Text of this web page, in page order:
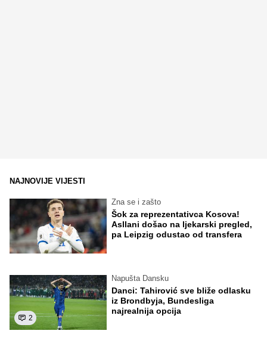
NAJNOVIJE VIJESTI
Zna se i zašto
Šok za reprezentativca Kosova!
Asllani došao na ljekarski pregled,
pa Leipzig odustao od transfera
2
Napušta Dansku
Danci: Tahirović sve bliže odlasku
iz Brondbyja, Bundesliga
najrealnija opcija